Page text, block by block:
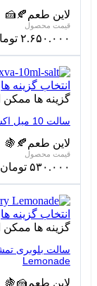
لاین طعم 🍂
🍰
۲.۶۵۰.۰۰۰
انتخاب گزینه ها
گزینه ها
سالت 10 میل اکسوا
لاین طعم 🍂
🍇
۵۳۰.۰۰۰ تومان
انتخاب گزینه ها
گزینه ها
Lemonade
لاین طعم🍰
🍇